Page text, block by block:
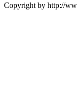
Copyright by http://